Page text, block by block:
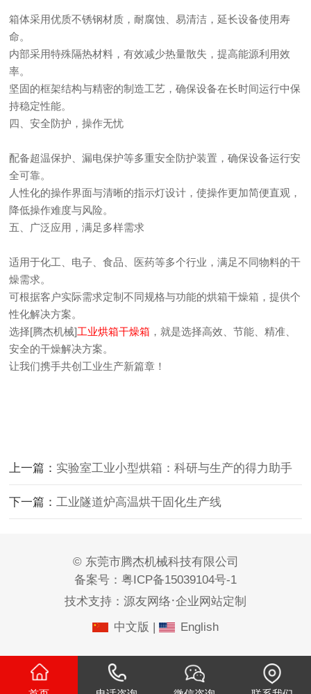
箱体采用优质不锈钢材质，耐腐蚀、易清洁，延长设备使用寿
命。
内部采用特殊隔热材料，有效减少热量散失，提高能源利用效
率。
坚固的框架结构与精密的制造工艺，确保设备在长时间运行中保
持稳定性能。
四、安全防护，操作无忧
配备超温保护、漏电保护等多重安全防护装置，确保设备运行安
全可靠。
人性化的操作界面与清晰的指示灯设计，使操作更加简便直观，
降低操作难度与风险。
五、广泛应用，满足多样需求
适用于化工、电子、食品、医药等多个行业，满足不同物料的干
燥需求。
可根据客户实际需求定制不同规格与功能的烘箱干燥箱，提供个
性化解决方案。
选择[腾杰机械]工业烘箱干燥箱 ，就是选择高效、节能、精准、
安全的干燥解决方案。
让我们携手共创工业生产新篇章！
上一篇： 实验室工业小型烘箱：科研与生产的得力助手
下一篇：工业隧道炉高温烘干固化生产线
© 东莞市腾杰机械科技有限公司
备案号： 粤ICP备15039104号-1
技术支持： 源友网络·企业网站定制
中文版 | English